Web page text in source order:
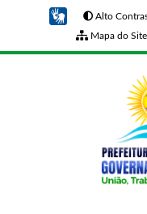
Alto
Mapa do Site